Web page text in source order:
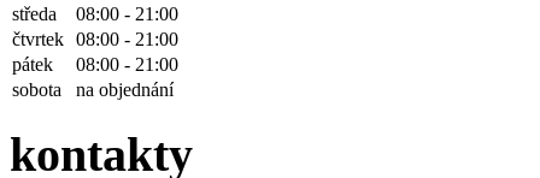
středa
08:00 - 21:00
čtvrtek 08:00 - 21:00
pátek
08:00 - 21:00
sobota
na objednání
kontakty